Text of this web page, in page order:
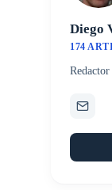
Diego
174